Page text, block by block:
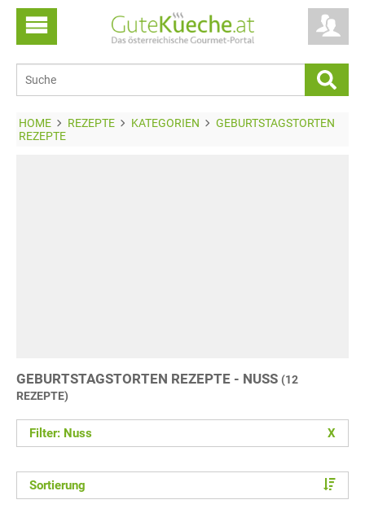
HOME REZEPTE KATEGORIEN
GEBURTSTAGSTORTEN
REZEPTE
GEBURTSTAGSTORTEN REZEPTE - NUSS (12
REZEPTE)
Filter: Nuss X
Sortierung